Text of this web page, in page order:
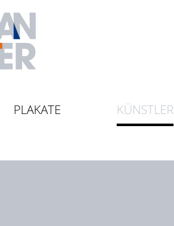
PLAKATE KÜNSTLER